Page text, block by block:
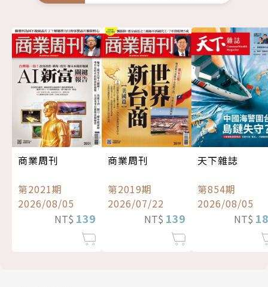
商業周刊
第2021期
2026/08/05
NT$ 139
商業周刊
第2019期
2026/07/22
NT$ 139
天下雜誌
第854期
2026/08/05
NT$